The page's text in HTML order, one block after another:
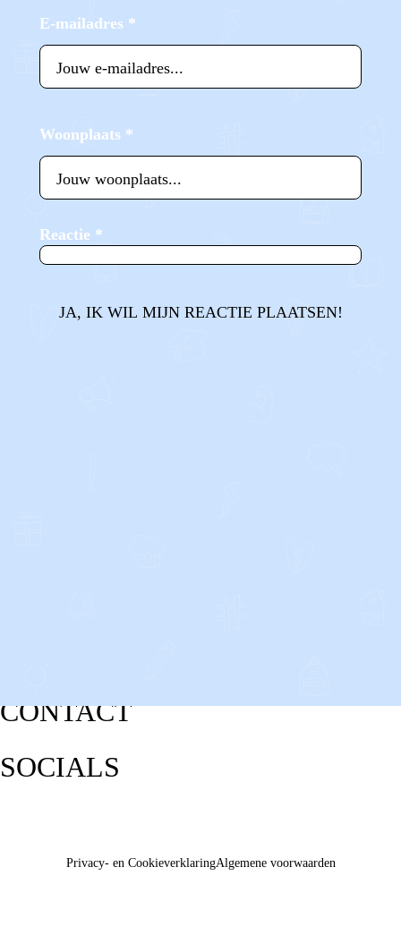
E-mailadres *
Woonplaats *
Reactie *
JA, IK WIL MIJN REACTIE PLAATSEN!
CONTACT
SOCIALS
Privacy- en CookieverklaringAlgemene voorwaarden